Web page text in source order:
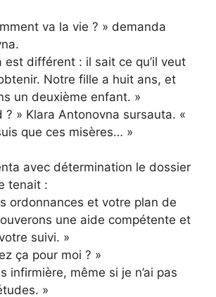
va la vie ? » demanda
est différent : il sait ce qu’il veut
Notre fille a huit ans, et
un deuxième enfant. »
? » Klara Antonovna sursauta. «
que ces misères… »
avec détermination le dossier
tenait :
ordonnances et votre plan de
une aide compétente et
suivi. »
ça pour moi ? »
infirmière, même si je n’ai pas
»